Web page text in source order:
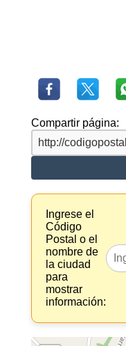
Compartir página:
Ingrese el
Código
Postal o el
nombre de
la ciudad
para
mostrar
información: